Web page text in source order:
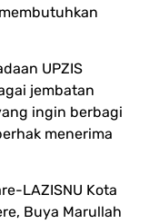
UPZIS
jembatan
ingin berbagi
menerima
LAZISNU Kota
Buya Marullah